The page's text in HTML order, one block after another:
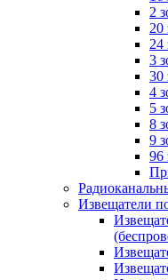
2
20
24
3
30
4
5
8
9
96
Извещатели